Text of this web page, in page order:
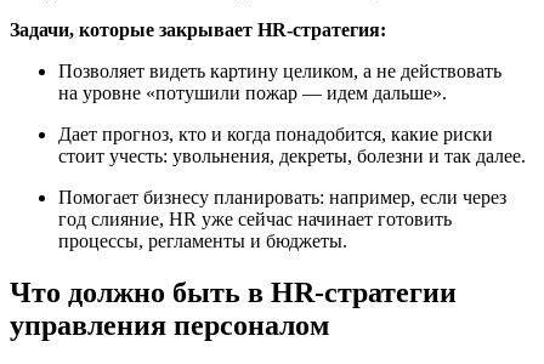
Задачи, которые закрывает HR‑стратегия:
Позволяет видеть картину целиком, а не действовать
на уровне «потушили пожар — идем дальше».
Дает прогноз, кто и когда понадобится, какие риски
стоит учесть: увольнения, декреты, болезни и так далее.
Помогает бизнесу планировать: например, если через
год слияние, HR уже сейчас начинает готовить
процессы, регламенты и бюджеты.
Что должно быть в HR‑стратегии
управления персоналом